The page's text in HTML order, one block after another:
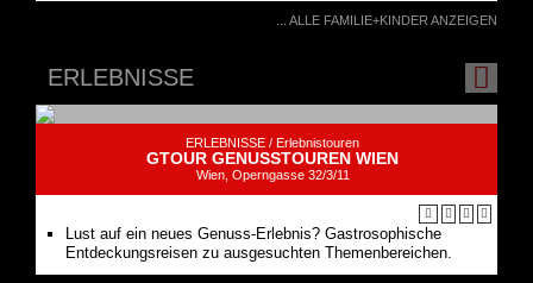
ERLEBNISSE /
GTOUR GENUSSTOUREN WIEN
Lust auf ein neues Genuss-Erlebnis? Gastrosophische
Entdeckungsreisen zu ausgesuchten Themenbereichen.